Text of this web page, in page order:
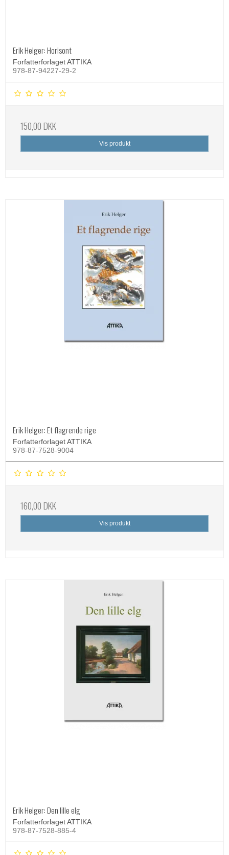
Erik Helger: Horisont
Forfatterforlaget ATTIKA
978-87-94227-29-2
150,00 DKK
Vis produkt
Erik Helger: Et flagrende rige
Forfatterforlaget ATTIKA
978-87-7528-9004
160,00 DKK
Vis produkt
Erik Helger: Den lille elg
Forfatterforlaget ATTIKA
978-87-7528-885-4